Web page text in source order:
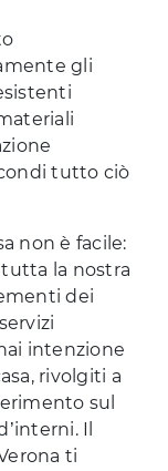
gli
tutto ciò
non è facile:
la nostra
dei
intenzione
rivolgiti a
sul
Il
ti